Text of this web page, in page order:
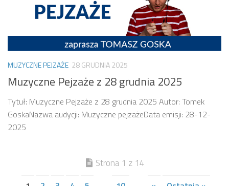
MUZYCZNE PEJZAŻE 28 GRUDNIA 2025
Muzyczne Pejzaże z 28 grudnia 2025
Tytuł: Muzyczne Pejzaże z 28 grudnia 2025 Autor: Tomek
GoskaNazwa audycji: Muzyczne pejzażeData emisji: 28-12-
2025
Strona 1 z 14